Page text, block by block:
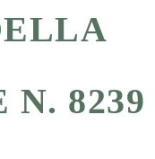
N. 8239